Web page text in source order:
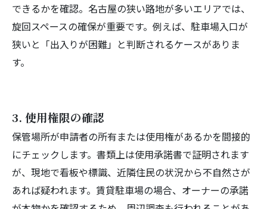
できるかを確認。名古屋の狭い路地が多いエリアでは、
旋回スペースの確保が重要です。例えば、駐車場入口が
狭いと「出入りが困難」と判断されるケースがありま
す。
3. 使用権限の確認
保管場所が申請者の所有または使用権があるかを間接的
にチェックします。書類上は使用承諾書で証明されます
が、現地で看板や標識、近隣住民の状況から不自然さが
あれば疑われます。賃貸駐車場の場合、オーナーの承諾